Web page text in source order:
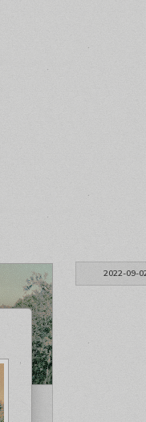
2022-09-